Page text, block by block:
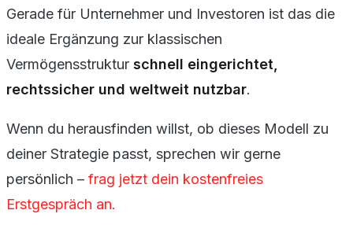
Gerade für Unternehmer und Investoren ist das die
ideale Ergänzung zur klassischen
Vermögensstruktur schnell eingerichtet,
rechtssicher und weltweit nutzbar.
Wenn du herausfinden willst, ob dieses Modell zu
deiner Strategie passt, sprechen wir gerne
persönlich – frag jetzt dein kostenfreies
Erstgespräch an.